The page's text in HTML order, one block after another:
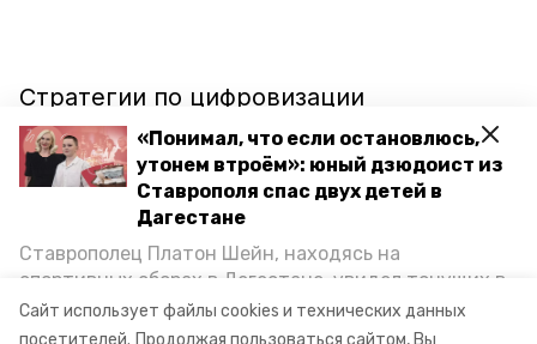
Сайт использует файлы cookies и технических данных
посетителей. Продолжая пользоваться сайтом, Вы
«Понимал, что если остановлюсь,
утонем втроём»: юный дзюдоист из
Ставрополя спас двух детей в
Дагестане
Ставрополец Платон Шейн, находясь на
спортивных сборах в Дегестане, увидел тонущих в
Каспийском море детей и бросился на помощь. По
возвращении домой, отважного мальчика
Стратегии по цифровизации
разрабатываюти Светлограде. Кроме
того, Железноводскпосещают
различные делегации из других
регионов, чтобы ознакомиться с
внедрёнными программными и
техническими решениями.